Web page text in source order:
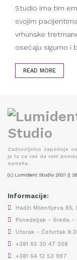
Studio ima tim
svojim
vrhunske
osećaju sigurno i
READ MORE
Zadovoljstvo započinje
je tu za vas da vam
osmeha.
(c) Lumident Studio 2021 ||
Informacije:
Hadži Milentijeva 85,
Ponedeljak - Sreda -
Utorak - Četvrtak
+381 65 30 47 208
+381 64 12 53 987